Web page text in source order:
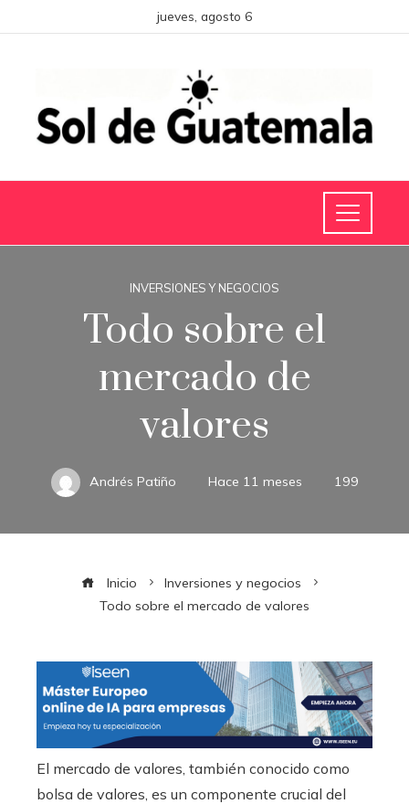
jueves, agosto 6
INVERSIONES Y NEGOCIOS
Todo sobre el
mercado de
valores
Andrés Patiño Hace 11 meses 199
Inicio
Inversiones y negocios
Todo sobre el mercado de valores
El mercado de valores, también conocido como
bolsa de valores, es un componente crucial del